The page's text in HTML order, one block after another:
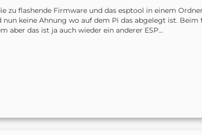
zu flashende Firmware und das esptool in einem
keine Ahnung wo auf dem Pi das abgelegt ist. Beim
aber das ist ja auch wieder ein anderer ESP...